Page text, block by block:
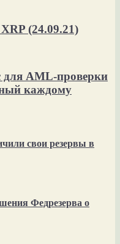
(24.09.21)
для AML-проверки
каждому
свои резервы в
Федрезерва о